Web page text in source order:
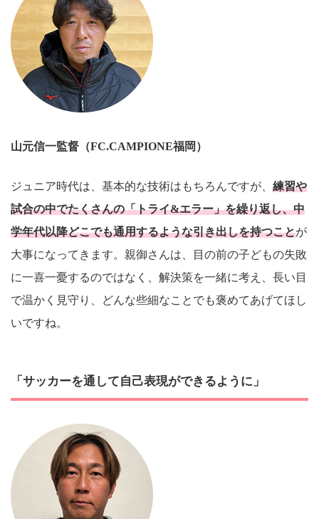
山元信一監督（FC.CAMPIONE福岡）
ジュニア時代は、基本的な技術はもちろんですが、 練習や
試合の中でたくさんの「トライ&エラー」を繰り返し、中
学年代以降どこでも通用するような引き出しを持つことが
大事になってきます。親御さんは、目の前の子どもの失敗
に一喜一憂するのではなく、解決策を一緒に考え、長い目
で温かく見守り、どんな些細なことでも褒めてあげてほし
いですね。
「サッカーを通して自己表現ができるように」